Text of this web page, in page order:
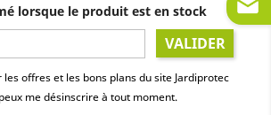
lorsque le produit est en stock
VALIDER
les offres et les bons plans du site Jardiprotec
me désinscrire à tout moment.